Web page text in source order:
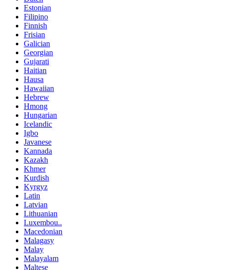
Estonian
Filipino
Finnish
Frisian
Galician
Georgian
Gujarati
Haitian
Hausa
Hawaiian
Hebrew
Hmong
Hungarian
Icelandic
Igbo
Javanese
Kannada
Kazakh
Khmer
Kurdish
Kyrgyz
Latin
Latvian
Lithuanian
Luxembou..
Macedonian
Malagasy
Malay
Malayalam
Maltese